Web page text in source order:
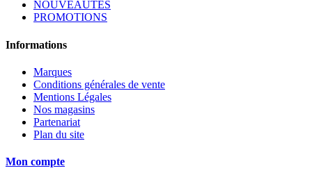
NOUVEAUTÉS
PROMOTIONS
Informations
Marques
Conditions générales de vente
Mentions Légales
Nos magasins
Partenariat
Plan du site
Mon compte